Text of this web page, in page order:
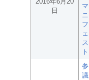
日
マ
ニ
フ
ェ
ス
ト
参
議